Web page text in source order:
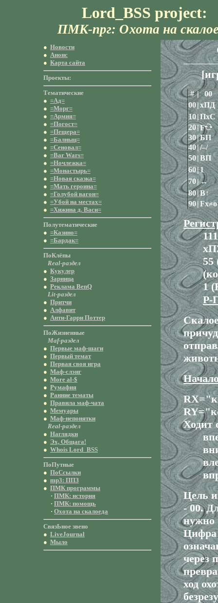
Lord_BSS project:
ПМК-прг: Охота на
● Новости
● Анонс
● Карта сайта
Проекты:
Тематические
● =Ад=
● =Морг=
● =Армия=
● =Погост=
● =Пещера=
● =Балныц=
● =Сеновал=
● =Bar Wars=
● =Ночлежка=
● =Монастырь=
● =Новая сказка=
● =Мать героина=
● =Голубой вагон=
● =Убой на местах=
● =Хижина д. Васи=
Полутематическиe
● =Казино=
● =Бардак=
ПоКлёпы
Real-раздел
● Кукулер
● Зарница
● Реклама BenQ
Lit-раздел
● Притчи
● Алфавит
● Анти-Гарри Поттер
ПоЖизненные
Maf-раздел
● Первые маф-шаги
● Первый темат
● Первая своя игра
● Маф-слэнг
● More al-$
● Румафия
● Ранние тематы
● Правила маф-чата
● Мемуары
● Маф-непонятки
Real-раздел
● Наглядки
● Эх, Общага!
● Whois Lord_BSS
ПоПутные
● ПоСcылки
● mp3: ППЗ
● ПМК программы
· ПМК: история
· ПМК: помощь
· Охота на скалоеда
СвязЬное звено
● LiveJournal
● Мыло
# |
00
00 |хПД
10 |ПхС
20|F
30|БП
40|/–/
50 |ВП
60|1
70|↔
80|В↑
90|Fx≠o
55
1
Р-
Ходит
Цель
- 00.
нужно
Цифра
через
ход